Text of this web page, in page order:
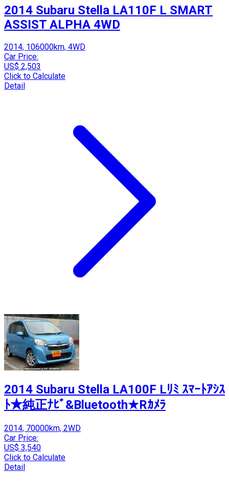
2014 Subaru Stella LA110F L SMART
ASSIST ALPHA 4WD
2014, 106000km, 4WD
Car Price:
US$ 2,503
Click to Calculate
Detail
2014 Subaru Stella LA100F Lﾘﾐ ｽﾏｰﾄｱｼｽ
ﾄ★純正ﾅﾋﾞ&Bluetooth★Rｶﾒﾗ
2014, 70000km, 2WD
Car Price:
US$ 3,540
Click to Calculate
Detail